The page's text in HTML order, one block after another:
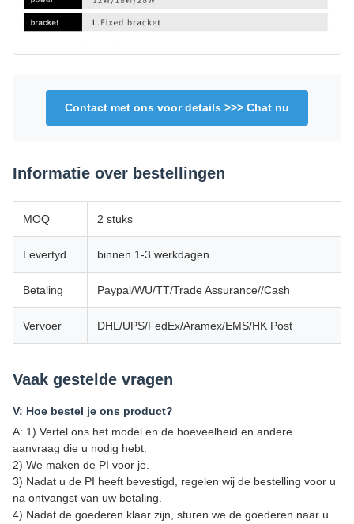
Contact met ons voor details >>> Chat nu
Informatie over bestellingen
MOQ 2 stuks
Levertyd binnen 1-3 werkdagen
Betaling Paypal/WU/TT/Trade Assurance//Cash
Vervoer DHL/UPS/FedEx/Aramex/EMS/HK Post
Vaak gestelde vragen
V: Hoe bestel je ons product?
A: 1) Vertel ons het model en de hoeveelheid en andere
aanvraag die u nodig hebt.
2) We maken de PI voor je.
3) Nadat u de PI heeft bevestigd, regelen wij de bestelling voor u
na ontvangst van uw betaling.
4) Nadat de goederen klaar zijn, sturen we de goederen naar u